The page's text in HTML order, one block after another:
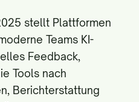
stellt Plattformen
Teams KI-
Feedback,
Tools nach
Berichterstattung